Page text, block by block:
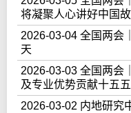
将凝聚人心讲好中国
2026-03-04 全国两
天
2026-03-03 全国两会
及专业优势贡献十五五
2026-03-02 内地研究